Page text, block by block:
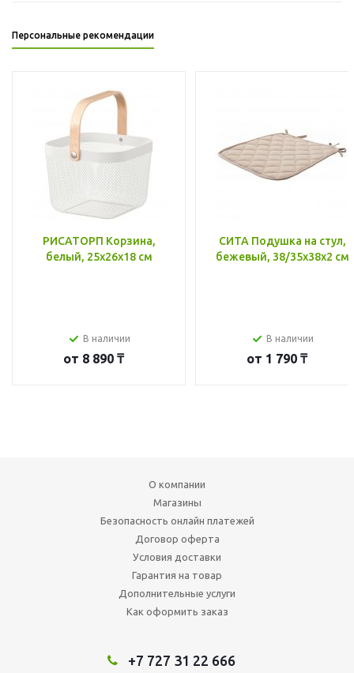
Персональные рекомендации
РИСАТОРП Корзина,
белый, 25x26x18 см
В наличии
от 8 890 ₸
СИТА Подушка на стул,
бежевый, 38/35x38x2 см
В наличии
от 1 790 ₸
О компании
Магазины
Безопасность онлайн платежей
Договор оферта
Условия доставки
Гарантия на товар
Дополнительные услуги
Как оформить заказ
+7 727 31 22 666